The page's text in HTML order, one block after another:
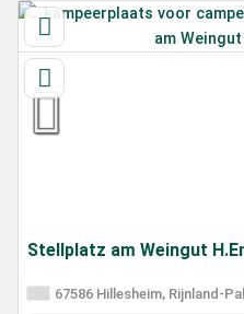
Stellplatz am Weingut
67586 Hillesheim, Rijnland-